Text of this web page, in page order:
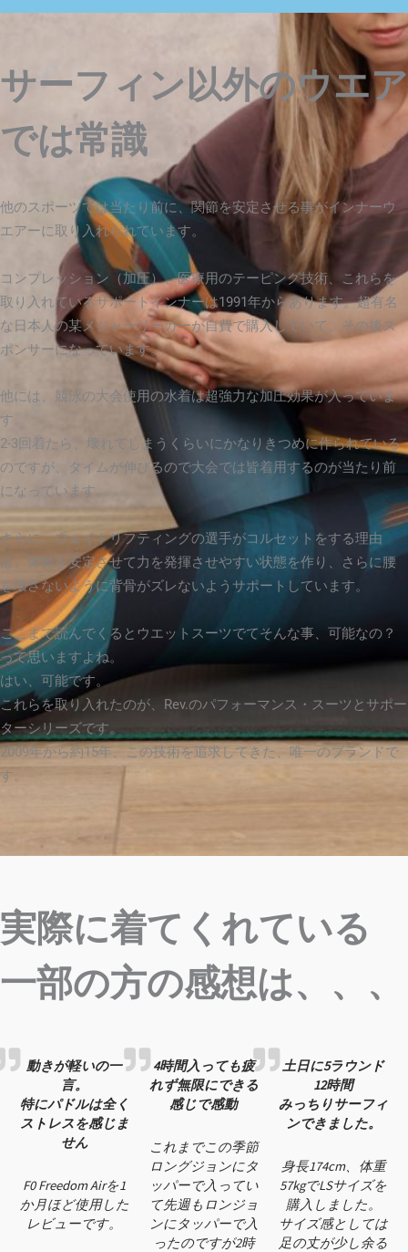
サーフィン以外のウエア
では常識
他のスポーツでは当たり前に、関節を安定させる事がインナーウ
エアーに取り入れられています。
コンプレッション（加圧）、医療用のテーピング技術、これらを
取り入れているサポートインナーは1991年からあります。超有名
な日本人の某メジャーリーガーが自費で購入していて、その後ス
ポンサーになっています。
他には、競泳の大会使用の水着は超強力な加圧効果が入っていま
す。
2-3回着たら、壊れてしまうくらいにかなりきつめに作られている
のですが、タイムが伸びるので大会では皆着用するのが当たり前
になっています。
さらに、ウェイトリフティングの選手がコルセットをする理由
は、体幹を安定させて力を発揮させやすい状態を作り、さらに腰
を壊さないように背骨がズレないようサポートしています。
ここまで読んでくるとウエットスーツでてそんな事、可能なの？
って思いますよね。
はい、可能です。
これらを取り入れたのが、Rev.のパフォーマンス・スーツとサポー
ターシリーズです。
2009年から約15年、この技術を追求してきた、唯一のブランドで
す。
実際に着てくれている
一部の方の感想は、、、
動きが軽いの一
言。
特にパドルは全く
ストレスを感じま
せん
F0 Freedom Airを1
か月ほど使用した
レビューです。
4時間入っても疲
れず無限にできる
感じで感動
これまでこの季節
ロングジョンにタ
ッパーで入ってい
て先週もロンジョ
ンにタッパーで入
ったのですが2時
土日に5ラウンド
12時間
みっちりサーフィ
ンできました。
身長174cm、体重
57kgでLSサイズを
購入しました。
サイズ感としては
足の丈が少し余る